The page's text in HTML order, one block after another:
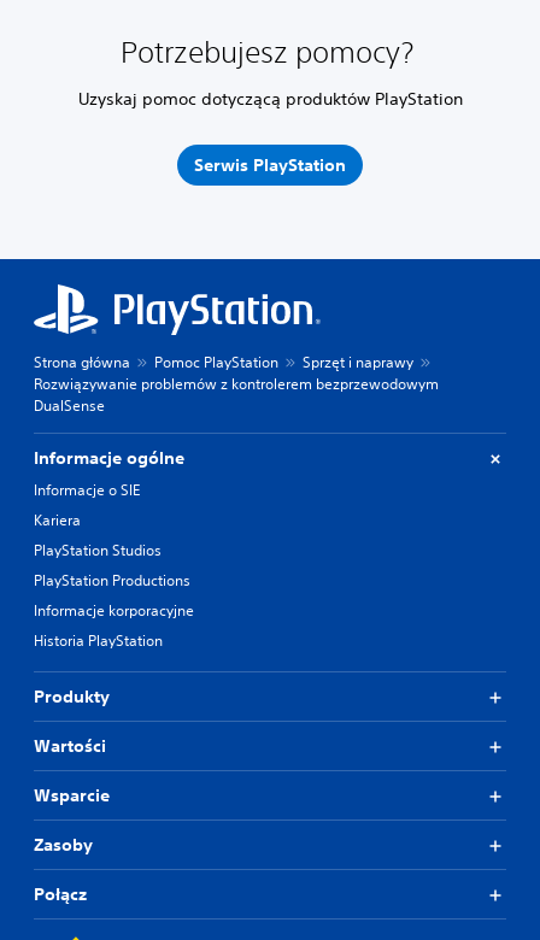
Potrzebujesz pomocy?
Uzyskaj pomoc dotyczącą produktów PlayStation
Serwis PlayStation
Strona główna Pomoc PlayStation
Sprzęt i naprawy
Rozwiązywanie problemów z kontrolerem bezprzewodowym
DualSense
Informacje ogólne
Informacje o SIE
Kariera
PlayStation Studios
PlayStation Productions
Informacje korporacyjne
Historia PlayStation
Produkty
Wartości
Wsparcie
Zasoby
Połącz